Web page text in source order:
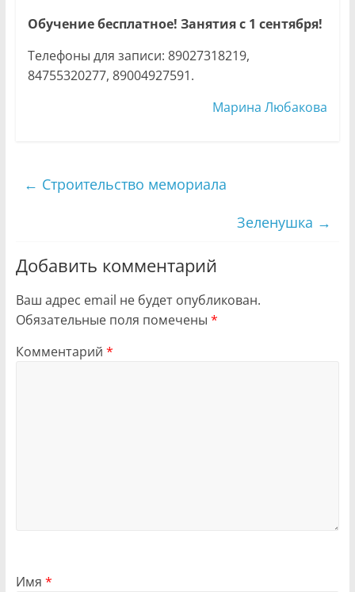
Обучение бесплатное! Занятия с 1 сентября!
Телефоны для записи: 89027318219,
84755320277, 89004927591.
Марина Любакова
← Строительство мемориала
Зеленушка →
Добавить комментарий
Ваш адрес email не будет опубликован.
Обязательные поля помечены *
Комментарий *
Имя *